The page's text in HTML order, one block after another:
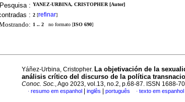
Pesquisa : YANEZ-URBINA, CRISTOPHER [Autor]
: 2 [refinar]
1 .. 2 no formato [ISO 690]
Yáñez-Urbina, Cristopher. La objetivación de la
análisis crítico del discurso de la política
Conoc. Soc., Ago 2023, vol.13, no.2, p.68-87. ISSN 1688-
· resumo em espanhol inglês português · texto em espanhol